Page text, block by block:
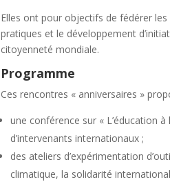
Elles ont pour objectifs de fédérer
pratiques et le développement
citoyenneté mondiale.
Programme
Ces rencontres « anniversaires »
une conférence sur « L’éducation
d’intervenants internationaux ;
des ateliers d’expérimentation
climatique, la solidarité